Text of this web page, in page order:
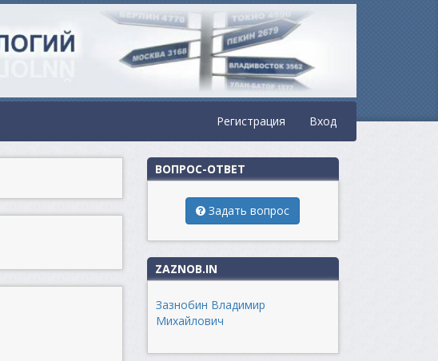
Регистрация Вход
ВОПРОС-ОТВЕТ
Задать вопрос
ZAZNOB.IN
Зазнобин Владимир
Михайлович